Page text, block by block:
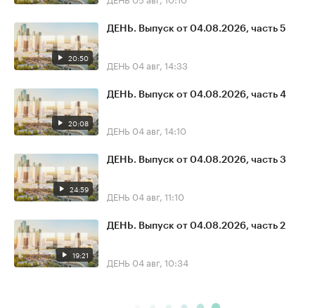
20:50
ДЕНЬ. Выпуск от 04.08.2026, часть 5
ДЕНЬ 04 авг, 14:33
20:08
ДЕНЬ. Выпуск от 04.08.2026, часть 4
ДЕНЬ 04 авг, 14:10
24:59
ДЕНЬ. Выпуск от 04.08.2026, часть 3
ДЕНЬ 04 авг, 11:10
19:21
ДЕНЬ. Выпуск от 04.08.2026, часть 2
ДЕНЬ 04 авг, 10:34